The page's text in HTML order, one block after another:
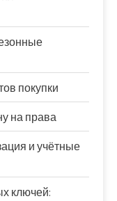
покупки
на права
и учётные
ключей: